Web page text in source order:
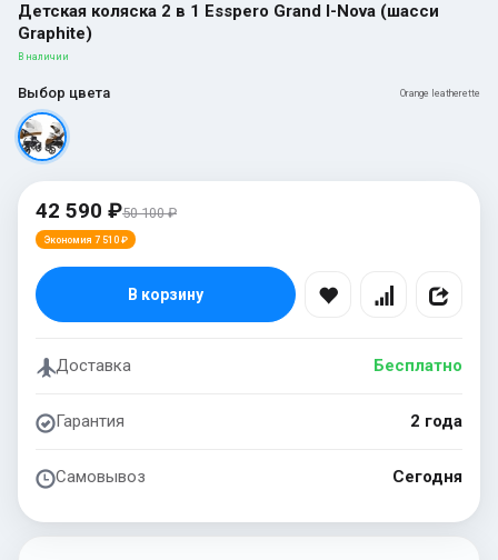
Детская коляска 2 в 1 Esspero Grand I-Nova (шасси
Graphite)
В наличии
Выбор цвета Orange leatherette
42 590 ₽50 100 ₽
Экономия 7 510 ₽
В корзину
Доставка Бесплатно
Гарантия 2 года
Самовывоз Сегодня